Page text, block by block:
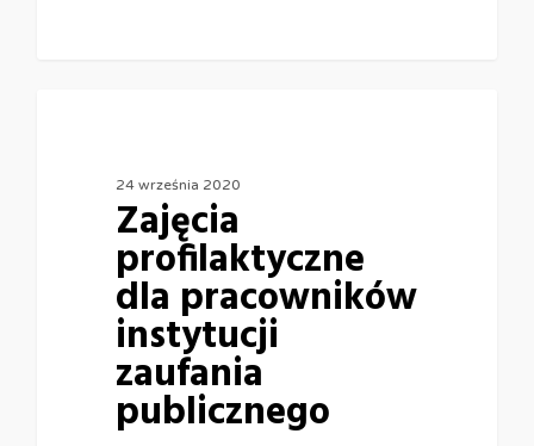
24 września 2020
Zajęcia
profilaktyczne
dla pracowników
instytucji
zaufania
publicznego